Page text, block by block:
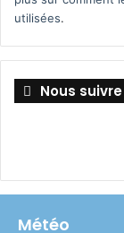
utilisées.
Nous suivre
Météo